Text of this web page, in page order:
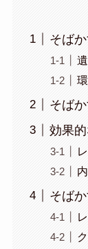
そば
そば
効果
そば